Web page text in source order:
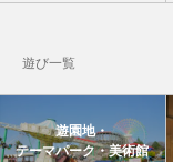
遊び一覧
遊園地・
テーマパーク・美術館